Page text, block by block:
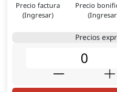
Precio factura
(Ingresar)
Precio
Precios